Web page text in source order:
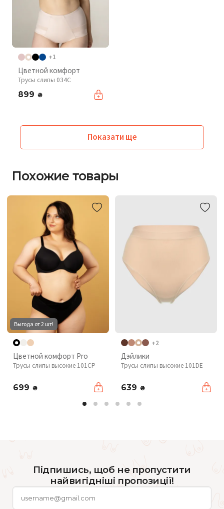
+1
Цветной комфорт
Трусы слипы 034C
899 ₴
Показати ще
Похожие товары
Выгода от 2 шт!
Цветной комфорт Pro
Трусы слипы высокие 101CP
699 ₴
+2
Дэйлики
Трусы слипы высокие 101DE
639 ₴
Підпишись, щоб не пропустити
найвигідніші пропозиції!